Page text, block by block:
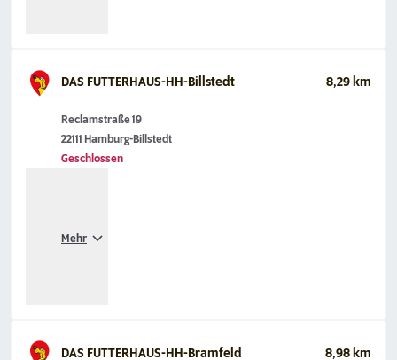
DAS FUTTERHAUS-HH-Billstedt 8,29 km
Reclamstraße 19
22111 Hamburg-Billstedt
Geschlossen
Mehr
DAS FUTTERHAUS-HH-Bramfeld 8,98 km